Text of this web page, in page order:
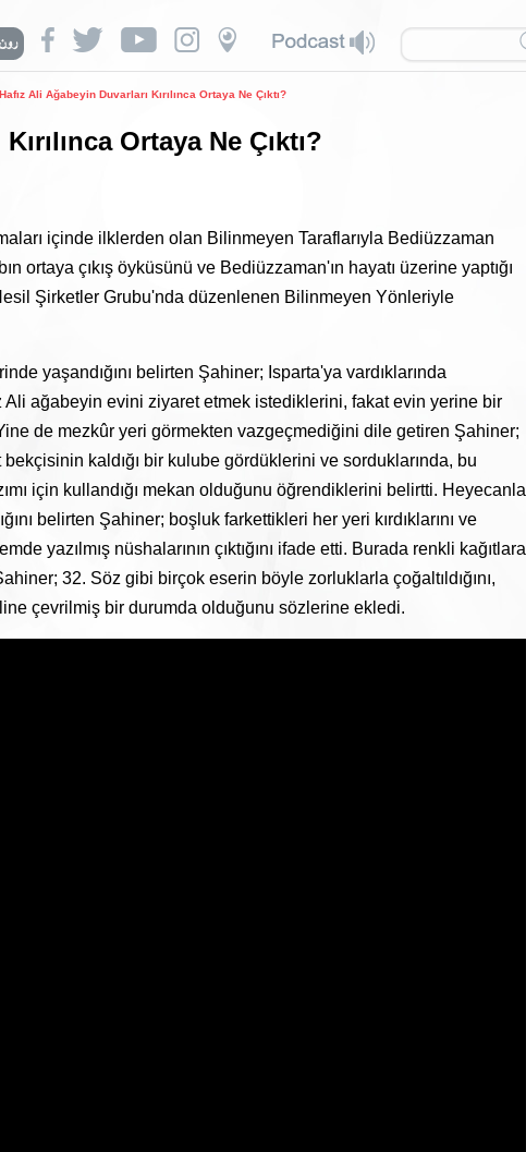
Hafız Ali Ağabeyin Duvarları Kırılınca Ortaya Ne Çıktı?
Ortaya Ne Çıktı?
içinde ilklerden olan Bilinmeyen Taraflarıyla Bediüzzaman
ortaya çıkış öyküsünü ve Bediüzzaman'ın hayatı üzerine yaptığı
Şirketler Grubu'nda düzenlenen Bilinmeyen Yönleriyle
yaşandığını belirten Şahiner; Isparta'ya vardıklarında
Ali ağabeyin evini ziyaret etmek istediklerini, fakat evin yerine bir
de mezkûr yeri görmekten vazgeçmediğini dile getiren Şahiner;
kaldığı bir kulube gördüklerini ve sorduklarında, bu
için kullandığı mekan olduğunu öğrendiklerini belirtti. Heyecanla
belirten Şahiner; boşluk farkettikleri her yeri kırdıklarını ve
yazılmış nüshalarının çıktığını ifade etti. Burada renkli kağıtlara
32. Söz gibi birçok eserin böyle zorluklarla çoğaltıldığını,
çevrilmiş bir durumda olduğunu sözlerine ekledi.